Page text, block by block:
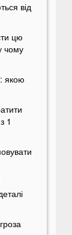
від
цю
чому
якою
1